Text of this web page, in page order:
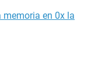
memoria en 0x la